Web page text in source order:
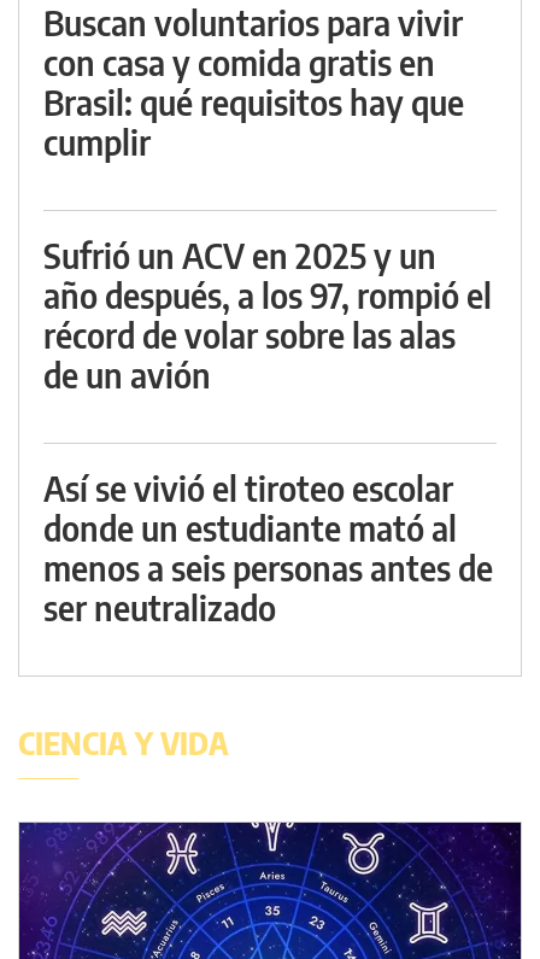
Buscan voluntarios para vivir
con casa y comida gratis en
Brasil: qué requisitos hay que
cumplir
Sufrió un ACV en 2025 y un
año después, a los 97, rompió el
récord de volar sobre las alas
de un avión
Así se vivió el tiroteo escolar
donde un estudiante mató al
menos a seis personas antes de
ser neutralizado
CIENCIA Y VIDA